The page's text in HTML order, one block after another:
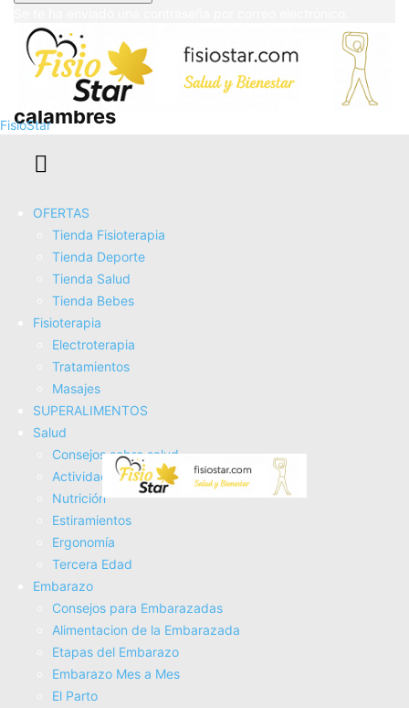
FisioStar
OFERTAS
Tienda Fisioterapia
Tienda Deporte
Tienda Salud
Tienda Bebes
Fisioterapia
Electroterapia
Tratamientos
Masajes
SUPERALIMENTOS
Salud
Consejos sobre salud
Actividad Fí­sica
Nutrición
Estiramientos
Ergonomí­a
Tercera Edad
Embarazo
Consejos para Embarazadas
Alimentacion de la Embarazada
Etapas del Embarazo
Embarazo Mes a Mes
El Parto
REMEDIOS CASEROS para temblores y
calambres
Cómo combatir los CALAMBRES
musculares en el embarazo
Los calambres ¿qué son y como
prevenirlos?